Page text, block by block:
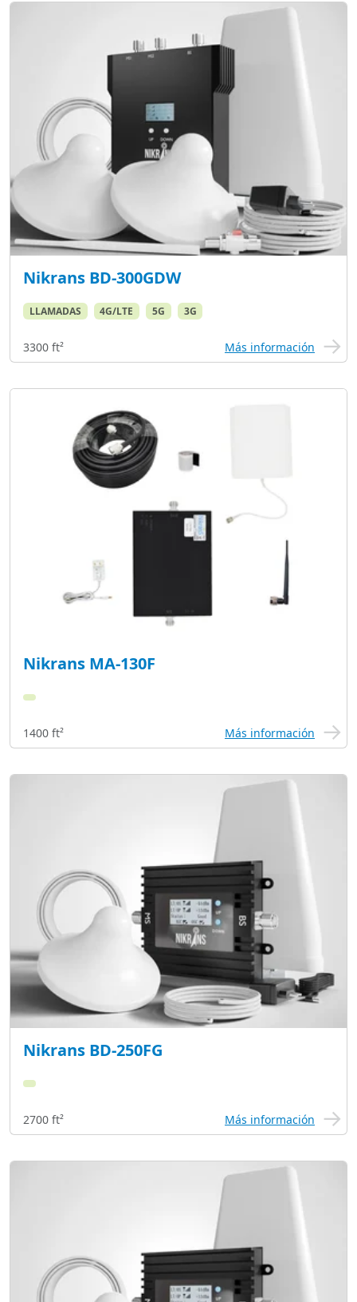
Nikrans BD-300GDW
LLAMADAS 4G/LTE 5G 3G
3300 ft² Más información
Nikrans MA-130F
1400 ft² Más información
Nikrans BD-250FG
2700 ft² Más información